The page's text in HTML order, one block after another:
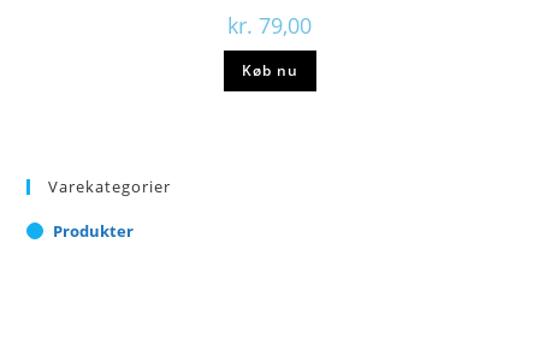
kr. 79,00
Køb nu
Varekategorier
Produkter